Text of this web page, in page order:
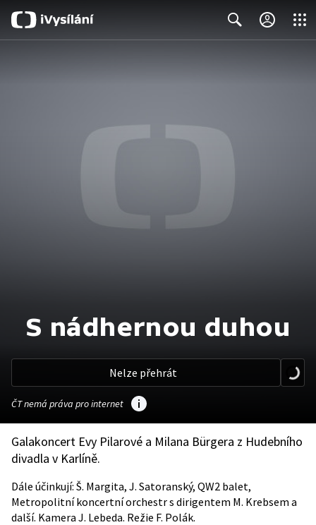
S nádhernou duhou
Nelze přehrát
ČT nemá práva pro internet
Galakoncert Evy Pilarové a Milana Bürgera z Hudebního
divadla v Karlíně.
Dále účinkují: Š. Margita, J. Satoranský, QW2 balet,
Metropolitní koncertní orchestr s dirigentem M. Krebsem a
další. Kamera J. Lebeda. Režie F. Polák.